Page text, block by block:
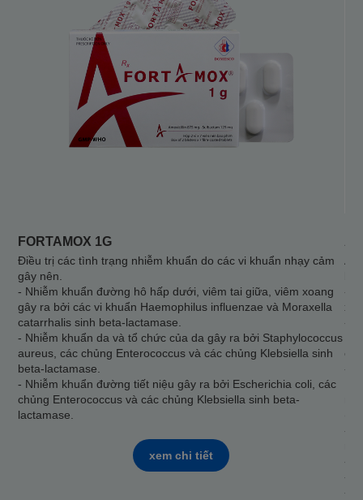
FORTAMOX 1G
Điều trị các tình trạng nhiễm khuẩn do các vi khuẩn nhạy cảm
gây nên.
- Nhiễm khuẩn đường hô hấp dưới, viêm tai giữa, viêm xoang
gây ra bởi các vi khuẩn Haemophilus influenzae và Moraxella
catarrhalis sinh beta-lactamase.
- Nhiễm khuẩn da và tổ chức của da gây ra bởi Staphylococcus
aureus, các chủng Enterococcus và các chủng Klebsiella sinh
beta-lactamase.
- Nhiễm khuẩn đường tiết niệu gây ra bởi Escherichia coli, các
chủng Enterococcus và các chủng Klebsiella sinh beta-
lactamase.
xem chi tiết
-
-
-
-
-
-
-